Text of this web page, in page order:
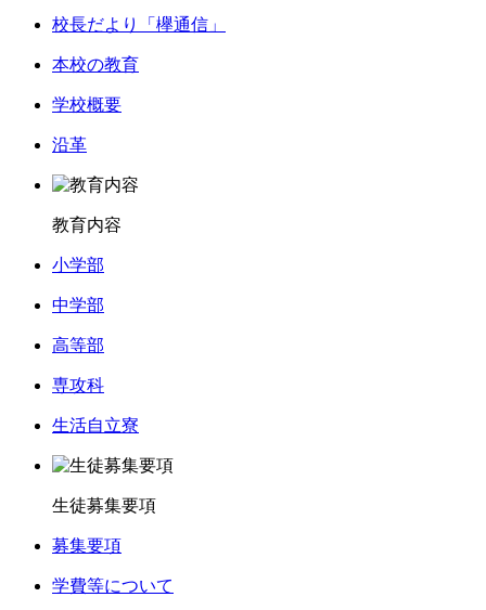
校長だより「欅通信」
本校の教育
学校概要
沿革
教育内容
小学部
中学部
高等部
専攻科
生活自立寮
生徒募集要項
募集要項
学費等について